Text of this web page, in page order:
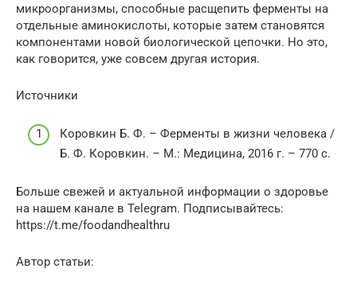
микроорганизмы, способные расщепить ферменты на
отдельные аминокислоты, которые затем становятся
компонентами новой биологической цепочки. Но это,
как говорится, уже совсем другая история.
Источники
Коровкин Б. Ф. – Ферменты в жизни человека /
Б. Ф. Коровкин. – М.: Медицина, 2016 г. – 770 c.
Больше свежей и актуальной информации о здоровье
на нашем канале в Telegram. Подписывайтесь:
https://t.me/foodandhealthru
Автор статьи: